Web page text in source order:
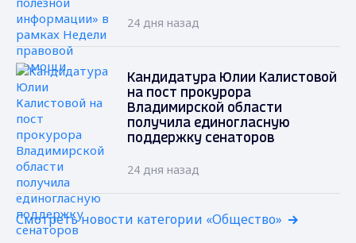
24 дня назад
Кандидатура Юлии Калистовой
на пост прокурора
Владимирской области
получила единогласную
поддержку сенаторов
24 дня назад
Смотреть новости категории «Общество»